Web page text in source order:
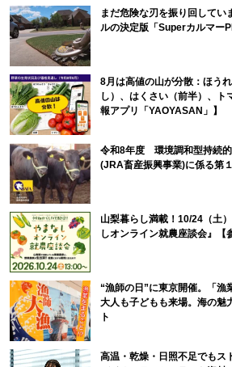
まだ危険な刃を振り回してい
ルの決定版「Superカルマー
8月は高値の山が分散：ほう
し）、はくさい（前半）、ト
報アプリ「YAOYASAN」】
令和8年度 環境調和型持続
(JRA畜産振興事業)に係る第
山梨暮らし満載！10/24（土
しオンライン就農座談会』【
“漁師の日”に東京開催。「漁
大人も子どもも来場。海の魅
ト
高温・乾燥・日照不足でもス